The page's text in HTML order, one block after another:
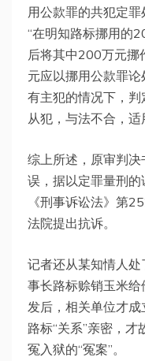
用公款罪的共犯定
“在明知路标挪用的
后将其中200万元挪
元应以挪用公款罪
有主犯的情况下，
从犯，与法不合，适
综上所述，原审判
误，据以定罪量刑
《刑事诉讼法》第
法院提出抗诉。
记者还从某知情人
事长路标赊销玉米
发后，相关单位才
路标“关系”亲密，才
冤入狱的“冤案”。